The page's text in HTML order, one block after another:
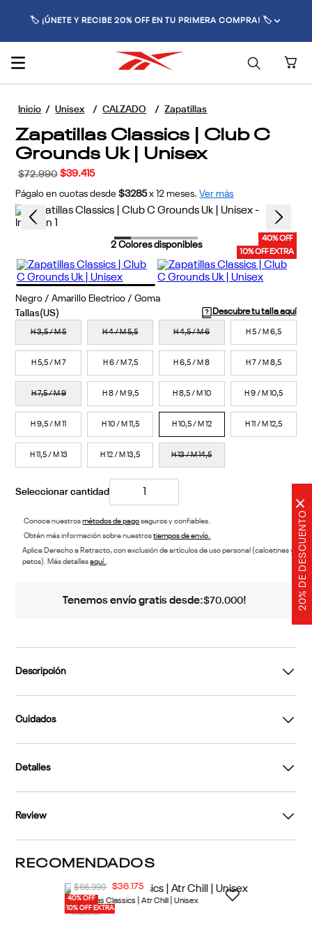
20% DE DESCUENTO
×
🚚 ENVÍO GRATIS POR COMPRAS SUPERIORES A $70.000 🚚
Unisex CALZADO Zapatillas
Zapatillas Classics | Club C
Grounds Uk | Unisex
$72.990 $39.415
Págalo en cuotas desde $3285 x 12 meses. Ver más
40% OFF
10% OFF EXTRA
2Colores disponibles
Negro / Amarillo Electrico / Goma
Descubre tu talla aquí
H 3,5 / M 5 H 4 / M 5,5 H 4,5 / M 6 H 5 / M 6,5
H 5,5 / M 7 H 6 / M 7,5 H 6,5 / M 8 H 7 / M 8,5
H 7,5 / M 9 H 8 / M 9,5 H 8,5 / M 10 H 9 / M 10,5
H 9,5 / M 11 H 10 / M 11,5 H 10,5 / M 12 H 11 / M 12,5
H 11,5 / M 13 H 12 / M 13,5 H 13 / M 14,5
Conoce nuestrosmétodos de pagoseguros y confiables.
Obtén más información sobre nuestrostiempos de envío.
Aplica Derecho a Retracto, con exclusión de artículos de uso personal (calcetines y
petos). Más detallesaquí..
Tenemos envío gratis desde:$70.000!
Descripción
Cuidados
Detalles
Review
RECOMENDADOS
40% OFF
10% OFF EXTRA